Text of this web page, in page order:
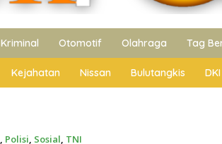
Kriminal Otomotif Olahraga Tag
Kejahatan Nissan Bulutangkis
, Polisi, Sosial, TNI